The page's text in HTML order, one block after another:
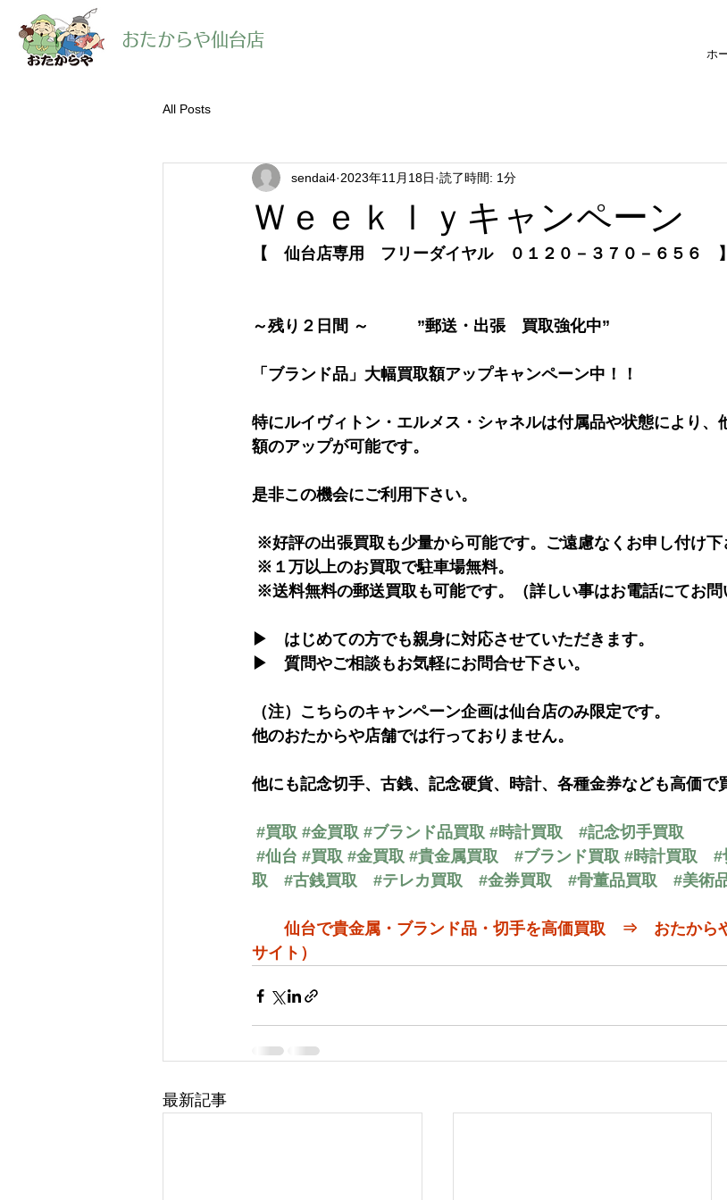
​おたからや仙台店
ホ
All Posts
Ｗｅｅｋｌｙキャンペーン
sendai4 2023年11月18日 読了時間: 1分
【　仙台店専用　フリーダイヤル　０１２０－３７０－６５６　】
～残り２日間 ～　　　”郵送・出張　買取強化中”
「ブランド品」大幅買取額アップキャンペーン中！！
特にルイヴィトン・エルメス・シャネルは付属品や状態により、
額のアップが可能です。
是非この機会にご利用下さい。
※好評の出張買取も少量から可能です。ご遠慮なくお申し付け下
※１万以上のお買取で駐車場無料。
※送料無料の郵送買取も可能です。（詳しい事はお電話にてお問
▶　はじめての方でも親身に対応させていただきます。
▶　質問やご相談もお気軽にお問合せ下さい。
（注）こちらのキャンペーン企画は仙台店のみ限定です。
他のおたからや店舗では行っておりません。
他にも記念切手、古銭、記念硬貨、時計、各種金券なども高価で
#買取 #金買取 #ブランド品買取 #時計買取
#記念切手買取
#仙台 #買取 #金買取 #貴金属買取 #ブランド買取 #時計買取 #
取
#古銭買取 #テレカ買取 #金券買取 #骨董品買取 #美術
仙台で貴金属・ブランド品・切手を高価買取　⇒　おたから
サイト）
最新記事